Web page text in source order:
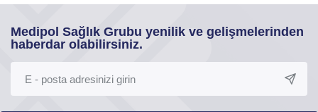
Medipol Sağlık Grubu yenilik ve gelişmelerinden
haberdar olabilirsiniz.